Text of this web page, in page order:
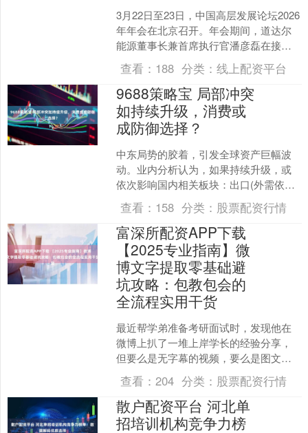
3月22日至23日，中国高层发展论坛2026
年年会在北京召开。年会期间，道达尔
能源董事长兼首席执行官潘彦磊在接受
媒体采访时表示，中欧之间在能源战略
上具有高度协同....
查看： 188 分类： 线上配资平台
9688策略宝 局部冲突
如持续升级，消费或
成防御选择？
中东局势的胶着，引发全球资产巨幅波
动。业内分析认为，如果持续升级，或
依次影响国内相关板块：出口(外需依
赖)、周期(能源供给扰动)以及科技(流动
性收缩和风险偏好回....
查看： 158 分类： 股票配资行情
富深所配资APP下载
【2025专业指南】微
博文字提取零基础避
坑攻略：包教包会的
全流程实用干货
最近帮学弟准备考研面试时，发现他在
微博上扒了一堆上岸学长的经验分享，
但要么是无字幕的视频，要么是图文混
排的长微博，复制文字时要么漏了关键
句，要么格式乱成一团。更....
查看： 204 分类： 股票配资行情
散户配资平台 河北单
招培训机构竞争力榜